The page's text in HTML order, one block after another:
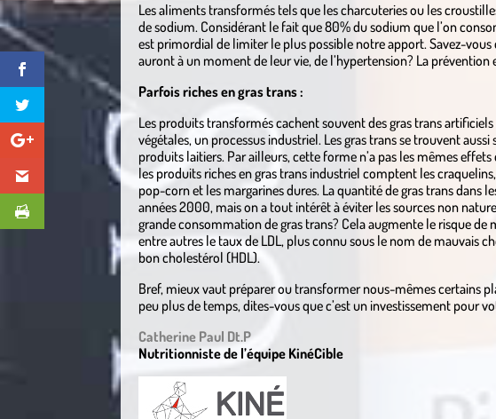
Les aliments transformés tels que les charcuteries ou les
de sodium. Considérant le fait que 80% du sodium que l’on
est primordial de limiter le plus possible notre apport. Savez-
auront à un moment de leur vie, de l’hypertension? La prévention
Parfois riches en gras trans :
Les produits transformés cachent souvent des gras trans
végétales, un processus industriel. Les gras trans se trouvent
produits laitiers. Par ailleurs, cette forme n’a pas les mêmes
les produits riches en gras trans industriel comptent les
pop-corn et les margarines dures. La quantité de gras trans dans
années 2000, mais on a tout intérêt à éviter les sources non
grande consommation de gras trans? Cela augmente le risque de
entre autres le taux de LDL, plus connu sous le nom de mauvais
bon cholestérol (HDL).
Bref, mieux vaut préparer ou transformer nous-mêmes certains
peu plus de temps, dites-vous que c’est un investissement pour
Catherine Paul Dt.P
Nutritionniste de l’équipe KinéCible